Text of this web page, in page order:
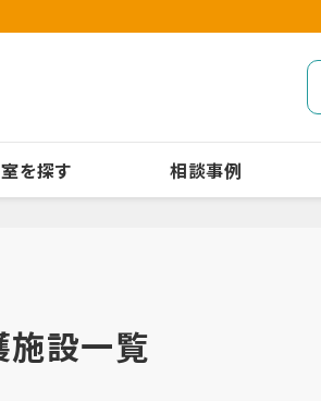
を探す 相談事例
施設一覧